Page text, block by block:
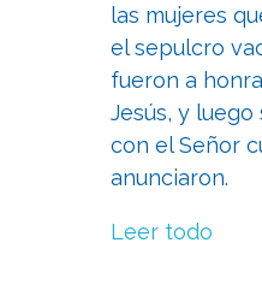
las mujeres
el sepulcro
fueron a
Jesús, y
con el Señor
anunciaron.
Leer todo